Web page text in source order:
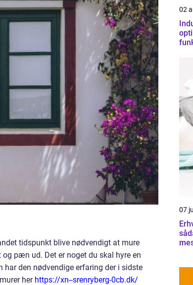
tidspunkt blive nødvendigt at mure
pæn ud. Det er noget du skal hyre en
har den nødvendige erfaring der i sidste
her https://xn--srenryberg-0cb.dk/
02
07